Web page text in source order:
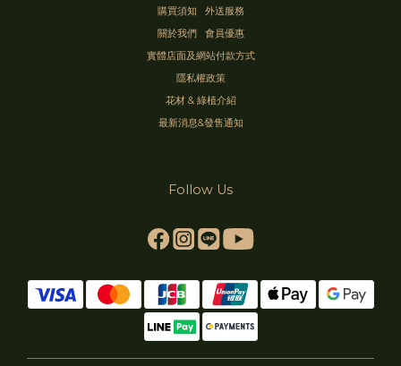
購買須知
外送服務
關於我們
會員優惠
實體店面及網站付款方式
隱私權政策
花材 & 綠植介紹
最新消息&發售通知
Follow Us